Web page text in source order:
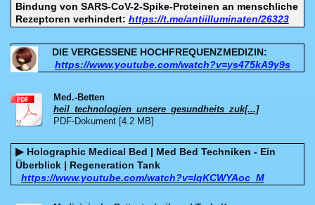
Bindung von SARS-CoV-2-Spike-Proteinen an menschliche
Rezeptoren verhindert: https://t.me/antiilluminaten/26323
DIE VERGESSENE HOCHFREQUENZMEDIZIN:
https://www.youtube.com/watch?v=ys475kA9y9s
Med.-Betten
heil_technologien_unsere_gesundheits_zuk[...]
PDF-Dokument [4.2 MB]
▶ Holographic Medical Bed | Med Bed Techniken - Ein
Überblick | Regeneration Tank
https://www.youtube.com/watch?v=lqKCWYAoc_M